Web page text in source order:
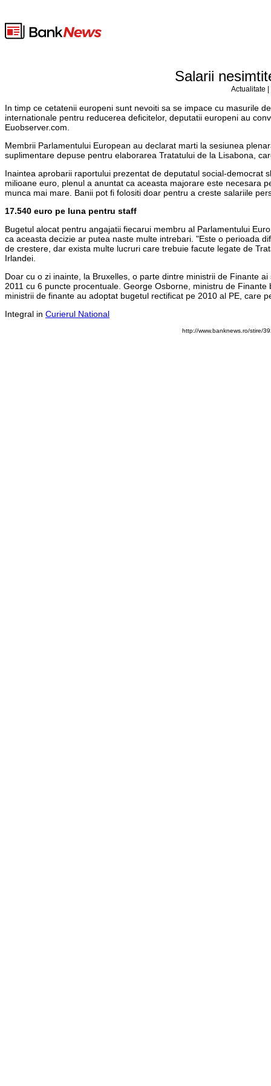
Salarii
Actualitate
In timp ce cetatenii europeni sunt nevoiti sa se impace cu masurile
internationale pentru reducerea deficitelor, deputatii europeni au
Euobserver.com.
Membrii Parlamentului European au declarat marti la sesiunea
suplimentare depuse pentru elaborarea Tratatului de la Lisabona,
Inaintea aprobarii raportului prezentat de deputatul social-democrat
milioane euro, plenul a anuntat ca aceasta majorare este necesara
munca mai mare. Banii pot fi folositi doar pentru a creste salariile
17.540 euro pe luna pentru staff
Bugetul alocat pentru angajatii fiecarui membru al Parlamentului
ca aceasta decizie ar putea naste multe intrebari. "Este o perioada
de crestere, dar exista multe lucruri care trebuie facute legate de
Irlandei.
Doar cu o zi inainte, la Bruxelles, o parte dintre ministrii de Finante
2011 cu 6 puncte procentuale. George Osborne, ministru de
ministrii de finante au adoptat bugetul rectificat pe 2010 al PE, care
Integral in Curierul National
http://www.banknews.ro/stire/